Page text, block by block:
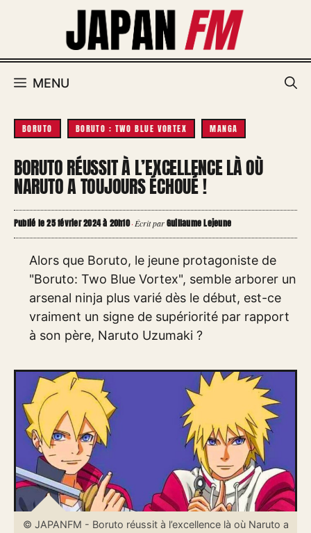
MENU
BORUTO BORUTO : TWO BLUE VORTEX MANGA
BORUTO RÉUSSIT À L’EXCELLENCE LÀ OÙ
NARUTO A TOUJOURS ÉCHOUÉ !
Publié le 25 février 2024 à 20h10·Écrit parGuillaume Lejeune
Alors que Boruto, le jeune protagoniste de
"Boruto: Two Blue Vortex", semble arborer un
arsenal ninja plus varié dès le début, est-ce
vraiment un signe de supériorité par rapport
à son père, Naruto Uzumaki ?
© JAPANFM - Boruto réussit à l’excellence là où Naruto a